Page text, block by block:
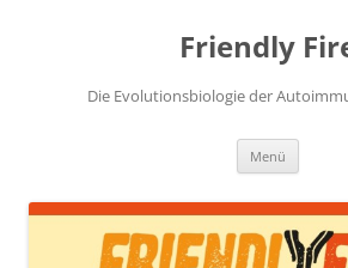
Friendly
Die Evolutionsbiologie der
Menü